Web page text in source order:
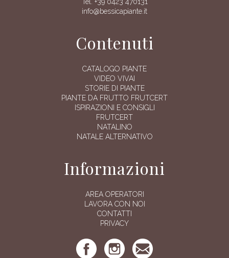
info@bessicapiante.it
Contenuti
CATALOGO PIANTE
VIDEO VIVAI
STORIE DI PIANTE
PIANTE DA FRUTTO FRUTCERT
ISPIRAZIONI E CONSIGLI
FRUTCERT
NATALINO
NATALE ALTERNATIVO
Informazioni
AREA OPERATORI
LAVORA CON NOI
CONTATTI
PRIVACY